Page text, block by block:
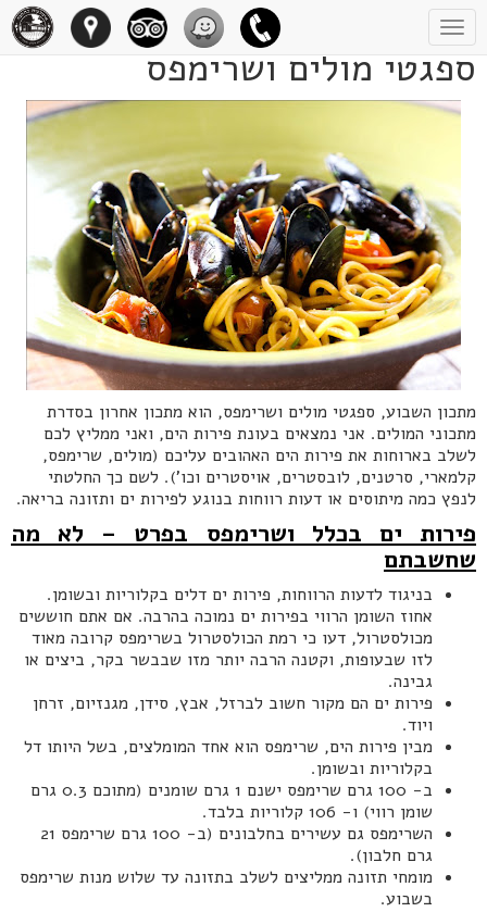
Toggle
navigation
ספגטי מולים ושרימפס
מתכון השבוע, ספגטי מולים ושרימפס, הוא מתכון אחרון בסדרת
מתכוני המולים. אני נמצאים בעונת פירות הים, ואני ממליץ לכם
לשלב בארוחות את פירות הים האהובים עליכם (מולים, שרימפס,
קלמארי, סרטנים, לובסטרים, אויסטרים וכו'). לשם כך החלטתי
לנפץ כמה מיתוסים או דעות רווחות בנוגע לפירות ים ותזונה בריאה.
פירות ים בכלל ושרימפס בפרט – לא מה
שחשבתם
בניגוד לדעות הרווחות, פירות ים דלים בקלוריות ובשומן.
אחוז השומן הרווי בפירות ים נמוכה בהרבה. אם אתם חוששים
מכולסטרול, דעו כי רמת הכולסטרול בשרימפס קרובה מאוד
לזו שבעופות, וקטנה הרבה יותר מזו שבבשר בקר, ביצים או
גבינה.
פירות ים הם מקור חשוב לברזל, אבץ, סידן, מגנזיום, זרחן
ויוד.
מבין פירות הים, שרימפס הוא אחד המומלצים, בשל היותו דל
בקלוריות ובשומן.
ב- 100 גרם שרימפס ישנם 1 גרם שומנים (מתוכם 0.3 גרם
שומן רווי) ו- 106 קלוריות בלבד.
השרימפס גם עשירים בחלבונים (ב- 100 גרם שרימפס 21
גרם חלבון).
מומחי תזונה ממליצים לשלב בתזונה עד שלוש מנות שרימפס
בשבוע.